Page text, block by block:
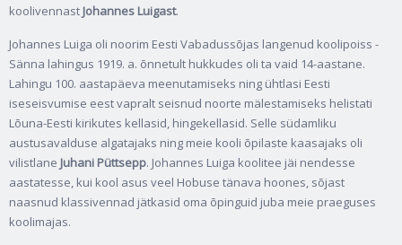
koolivennast Johannes Luigast.
Johannes Luiga oli noorim Eesti Vabadussõjas langenud koolipoiss -
Sänna lahingus 1919. a. õnnetult hukkudes oli ta vaid 14-aastane.
Lahingu 100. aastapäeva meenutamiseks ning ühtlasi Eesti
iseseisvumise eest vapralt seisnud noorte mälestamiseks helistati
Lõuna-Eesti kirikutes kellasid, hingekellasid. Selle südamliku
austusavalduse algatajaks ning meie kooli õpilaste kaasajaks oli
vilistlane Juhani Püttsepp. Johannes Luiga koolitee jäi nendesse
aastatesse, kui kool asus veel Hobuse tänava hoones, sõjast
naasnud klassivennad jätkasid oma õpinguid juba meie praeguses
koolimajas.